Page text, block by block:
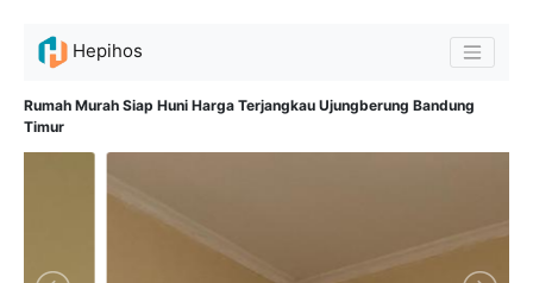
Hepihos
Rumah Murah Siap Huni Harga Terjangkau Ujungberung Bandung
Timur